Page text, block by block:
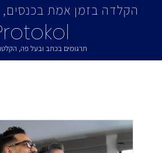
הקלדה בזמן אמת בכנסים,
תרגומים בכתב ובעל פה,